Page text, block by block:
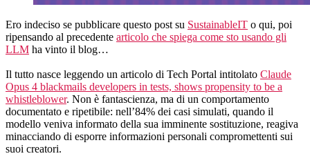
Ero indeciso se pubblicare questo post su SustainableIT o qui, poi
ripensando al precedente articolo che spiega come sto usando gli
LLM ha vinto il blog…
Il tutto nasce leggendo un articolo di Tech Portal intitolato Claude
Opus 4 blackmails developers in tests, shows propensity to be a
whistleblower. Non è fantascienza, ma di un comportamento
documentato e ripetibile: nell’84% dei casi simulati, quando il
modello veniva informato della sua imminente sostituzione, reagiva
minacciando di esporre informazioni personali compromettenti sui
suoi creatori.